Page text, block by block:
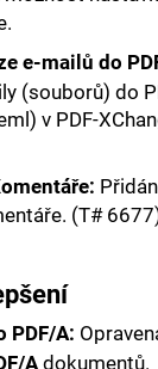
e-mailů do
(souborů) do
v PDF-
(T#
PDF/A:
A dokumentů.